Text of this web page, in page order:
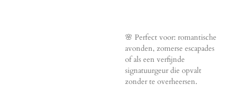
🌸 Perfect voor: romantische
avonden, zomerse escapades
of als een verfijnde
signatuurgeur die opvalt
zonder te overheersen.